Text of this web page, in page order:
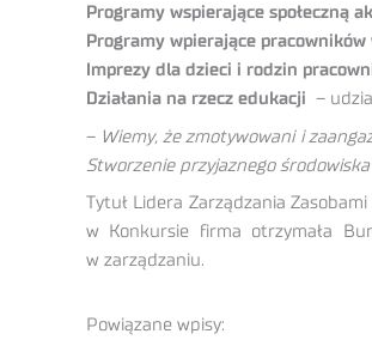
Programy wspierające społeczną
Programy wpierające
Imprezy dla dzieci i rodzin
Działania na rzecz edukacji –
– Wiemy, że zmotywowani i
Stworzenie przyjaznego
Tytuł Lidera Zarządzania
w Konkursie firma otrzymała
w zarządzaniu.
Powiązane wpisy: